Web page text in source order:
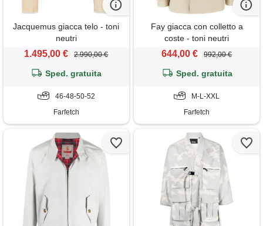
Jacquemus giacca telo - toni
neutri
1.495,00 € 2.990,00 €
Sped. gratuita
46-48-50-52
Farfetch
Fay giacca con colletto a
coste - toni neutri
644,00 € 992,00 €
Sped. gratuita
M-L-XXL
Farfetch